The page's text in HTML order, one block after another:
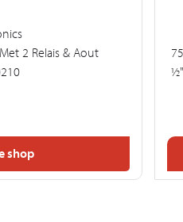
2 Relais & Aout
shop